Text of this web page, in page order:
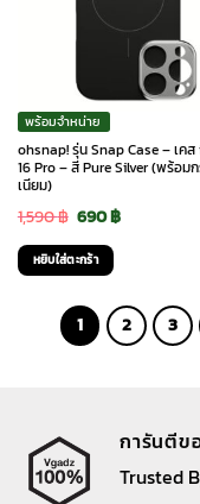
พร้อมจำหน่าย
ohsnap! รุ่น Snap Case – เค
16 Pro – สี Pure Silver (พร้อม
เนียม)
1,590฿ Original
price
was:
1,590 ฿.
690฿Current
690 ฿.
หยิบใส่ตะกร้า
1 2 3
การันตีข
Trusted